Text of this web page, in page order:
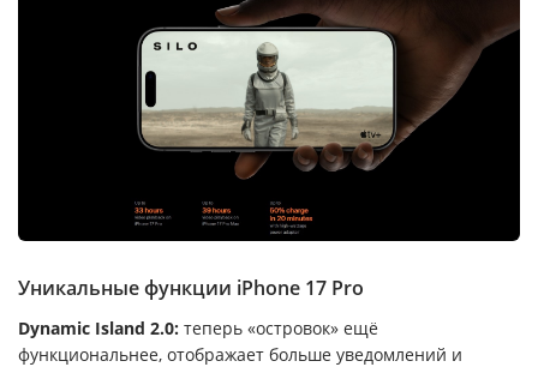
Уникальные функции iPhone 17 Pro
Dynamic Island 2.0: теперь «островок» ещё
функциональнее, отображает больше уведомлений и